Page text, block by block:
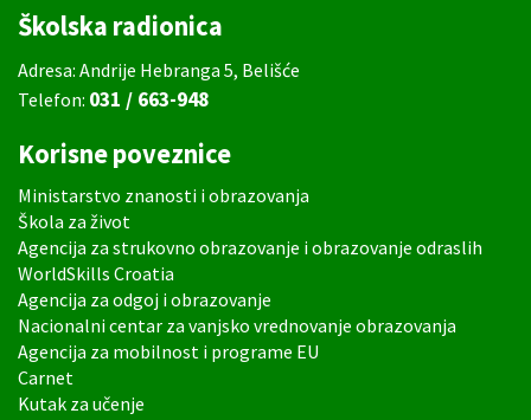
Školska radionica
Adresa: Andrije Hebranga 5, Belišće
Telefon: 031 / 663-948
Korisne poveznice
Ministarstvo znanosti i obrazovanja
Škola za život
Agencija za strukovno obrazovanje i obrazovanje odraslih
WorldSkills Croatia
Agencija za odgoj i obrazovanje
Nacionalni centar za vanjsko vrednovanje obrazovanja
Agencija za mobilnost i programe EU
Carnet
Kutak za učenje